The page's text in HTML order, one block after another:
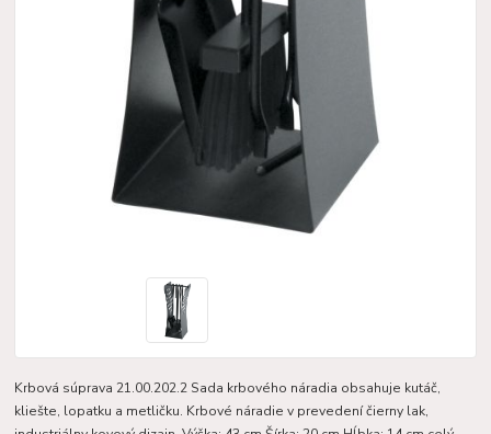
Krbová súprava 21.00.202.2 Sada krbového náradia obsahuje kutáč,
kliešte, lopatku a metličku. Krbové náradie v prevedení čierny lak,